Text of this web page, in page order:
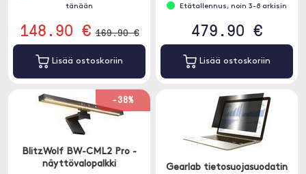
tänään
148.90 € 169.90 €
Lisää ostoskoriin
Etätallennus, noin 3-8 arkisin
479.90 €
Lisää ostoskoriin
-38%
BlitzWolf BW-CML2 Pro -
näyttövalopalkki
Gearlab tietosuojasuodatin